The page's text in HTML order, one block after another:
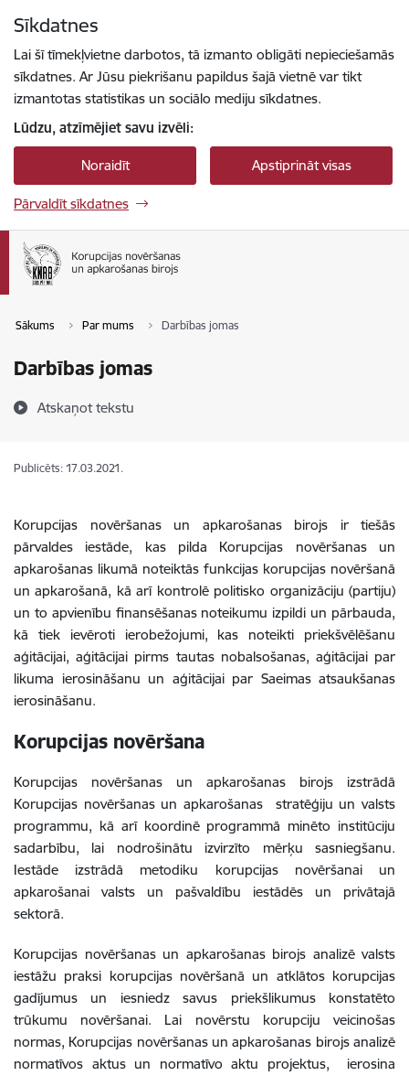
Sīkdatnes
Lai šī tīmekļvietne darbotos, tā izmanto obligāti nepieciešamās
sīkdatnes. Ar Jūsu piekrišanu papildus šajā vietnē var tikt
izmantotas statistikas un sociālo mediju sīkdatnes.
Lūdzu, atzīmējiet savu izvēli:
Noraidīt Apstiprināt visas
Pārvaldīt sīkdatnes
Sākums Par mums Darbības jomas
Darbības jomas
Atskaņot tekstu
Publicēts: 17.03.2021.
Korupcijas novēršanas un apkarošanas birojs ir tiešās
pārvaldes iestāde, kas pilda Korupcijas novēršanas un
apkarošanas likumā noteiktās funkcijas korupcijas novēršanā
un apkarošanā, kā arī kontrolē politisko organizāciju (partiju)
un to apvienību finansēšanas noteikumu izpildi un pārbauda,
kā tiek ievēroti ierobežojumi, kas noteikti priekšvēlēšanu
aģitācijai, aģitācijai pirms tautas nobalsošanas, aģitācijai par
likuma ierosināšanu un aģitācijai par Saeimas atsaukšanas
ierosināšanu.
Korupcijas novēršana
Korupcijas novēršanas un apkarošanas birojs izstrādā
Korupcijas novēršanas un apkarošanas stratēģiju un valsts
programmu, kā arī koordinē programmā minēto institūciju
sadarbību, lai nodrošinātu izvirzīto mērķu sasniegšanu.
Iestāde izstrādā metodiku korupcijas novēršanai un
apkarošanai valsts un pašvaldību iestādēs un privātajā
sektorā.
Korupcijas novēršanas un apkarošanas birojs analizē valsts
iestāžu praksi korupcijas novēršanā un atklātos korupcijas
gadījumus un iesniedz savus priekšlikumus konstatēto
trūkumu novēršanai. Lai novērstu korupciju veicinošas
normas, Korupcijas novēršanas un apkarošanas birojs analizē
normatīvos aktus un normatīvo aktu projektus, ierosina